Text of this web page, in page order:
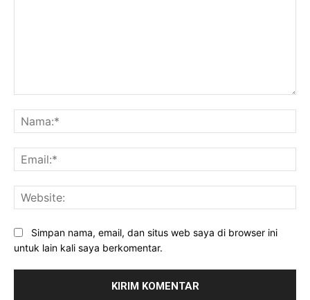
Simpan nama, email, dan situs web saya di browser ini
untuk lain kali saya berkomentar.